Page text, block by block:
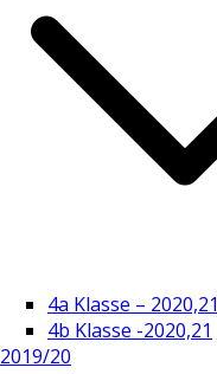
4a Klasse – 2020,21
4b Klasse -2020,21
2019/20